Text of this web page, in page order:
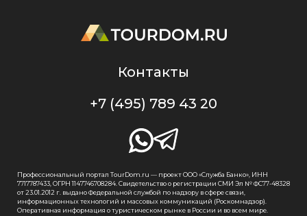
Контакты
+7 (495) 789 43 20
Профессиональный портал TourDom.ru — проект ООО «Служба Банко», ИНН
7717787433, ОГРН 1147746708284. Свидетельство о регистрации СМИ Эл № ФС77-48328
от 23.01.2012 г. выдано Федеральной службой по надзору в сфере связи,
информационных технологий и массовых коммуникаций (Роскомнадзор).
Оперативная информация о туристическом рынке в России и во всем мире.